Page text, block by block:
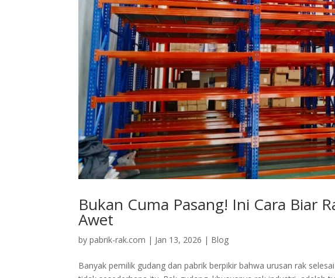
Bukan Cuma Pasang! Ini Cara Biar
Awet
bypabrik-rak.com | Jan 13, 2026 | Blog
Banyak pemilik gudang dan pabrik berpikir bahwa urusan rak